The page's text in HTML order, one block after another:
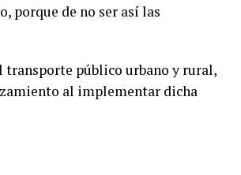
porque de no ser así las
transporte público urbano y rural,
al implementar dicha